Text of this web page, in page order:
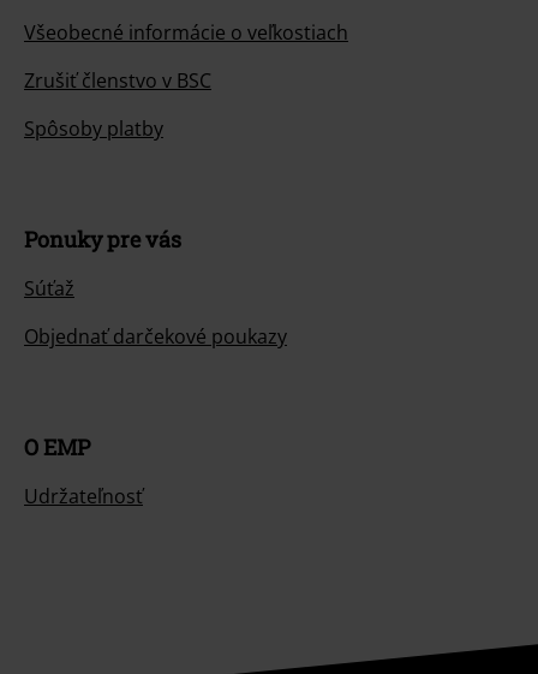
Všeobecné informácie o veľkostiach
Zrušiť členstvo v BSC
Spôsoby platby
Ponuky pre vás
Súťaž
Objednať darčekové poukazy
O EMP
Udržateľnosť